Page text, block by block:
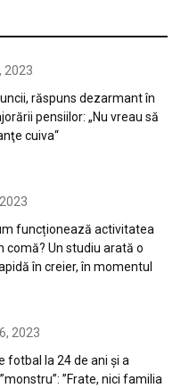
2023
răspuns dezarmant în
pensiilor: „Nu vreau să
cuiva“
funcționează activitatea
comă? Un studiu arată o
în creier, în momentul
2023
fotbal la 24 de ani și a
”Frate, nici familia